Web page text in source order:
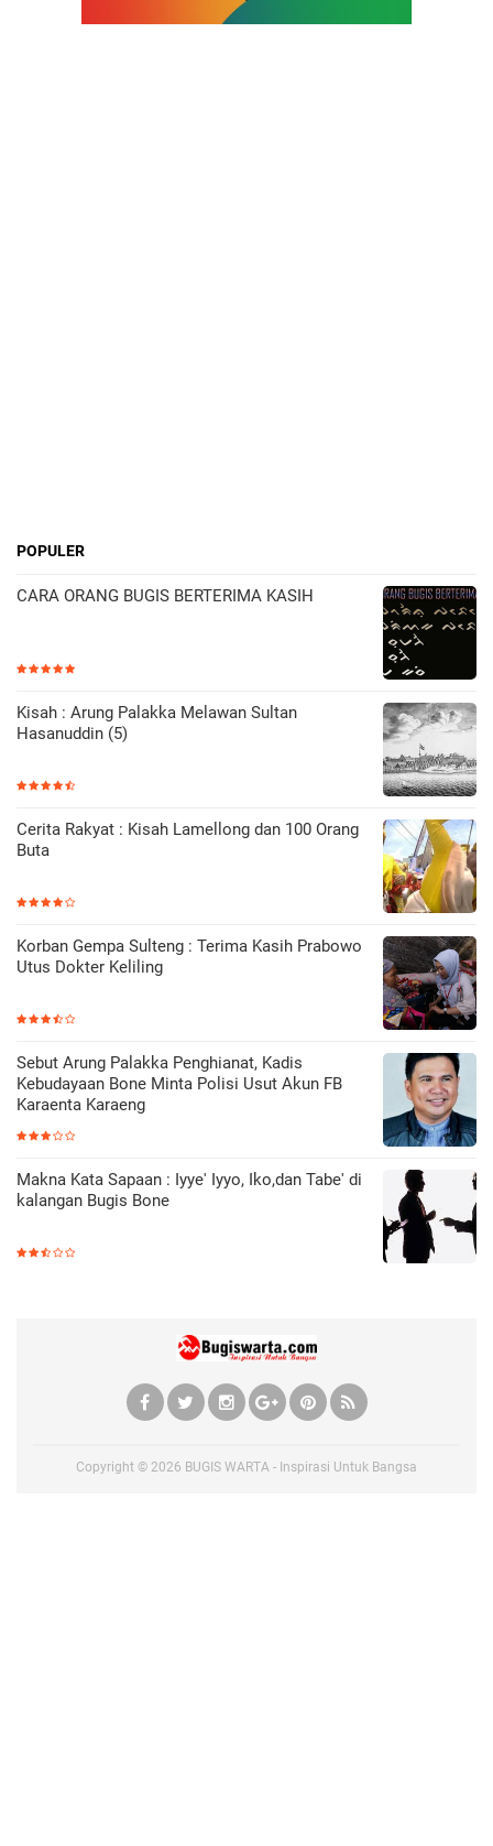
POPULER
CARA ORANG BUGIS BERTERIMA KASIH
Kisah : Arung Palakka Melawan Sultan
Hasanuddin (5)
Cerita Rakyat : Kisah Lamellong dan 100 Orang
Buta
Korban Gempa Sulteng : Terima Kasih Prabowo
Utus Dokter Keliling
Sebut Arung Palakka Penghianat, Kadis
Kebudayaan Bone Minta Polisi Usut Akun FB
Karaenta Karaeng
Makna Kata Sapaan : Iyye' Iyyo, Iko,dan Tabe' di
kalangan Bugis Bone
Copyright © 2026 BUGIS WARTA - Inspirasi Untuk Bangsa